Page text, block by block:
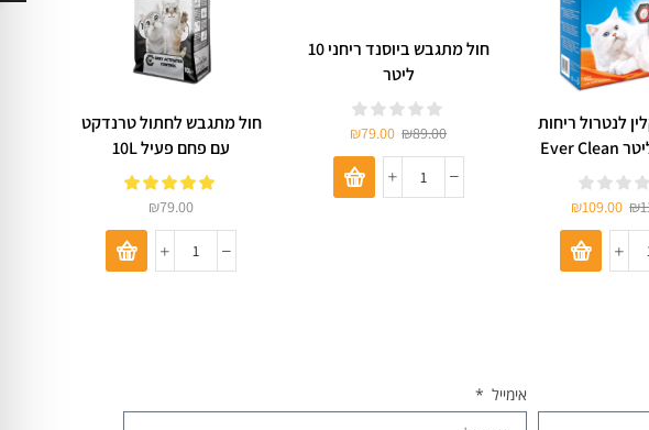
לנטרול ריחות
מהיר 10 ליטר Ever Clean
Fast
₪
₪109.00
חול מתגבש ביוסנד ריחני 10
ליטר
₪89.00
₪79.00
חול מתגבש לחתול טרנדקט
עם פחם פעיל 10L
₪79.00
אימייל